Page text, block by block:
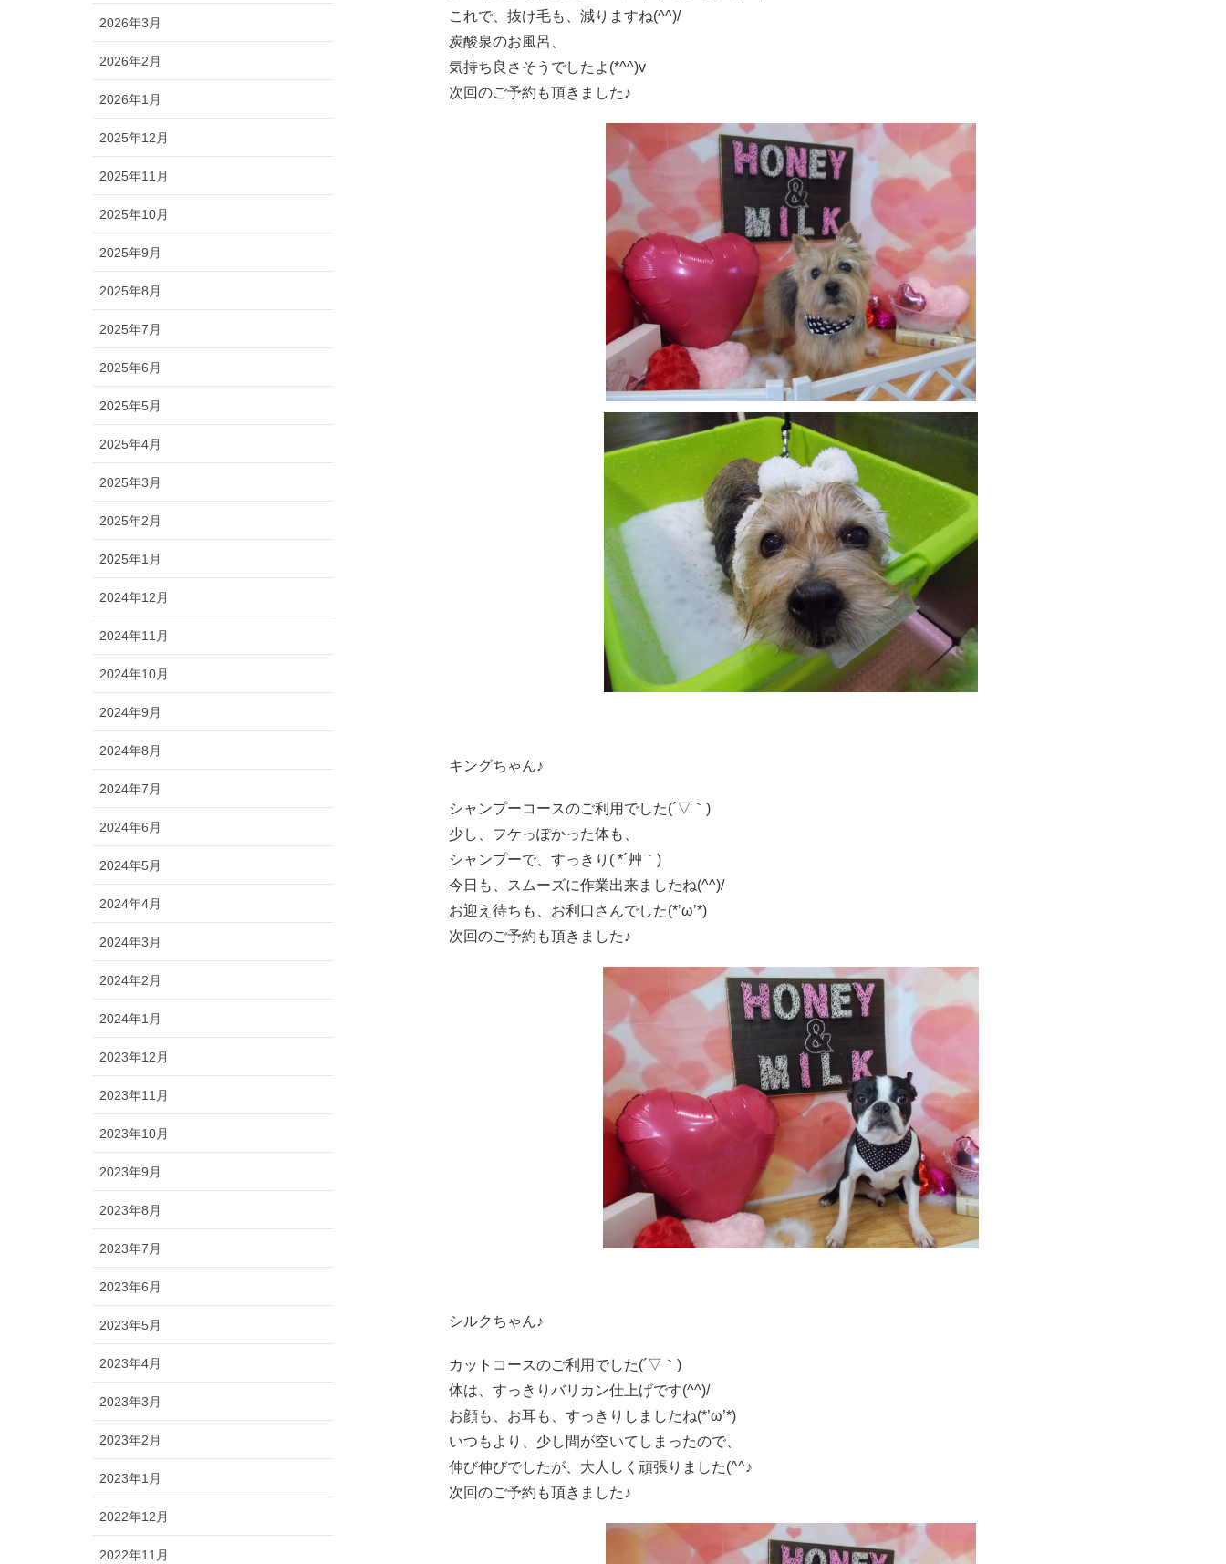
これで、抜け毛も、減りますね(^^)/
炭酸泉のお風呂、
気持ち良さそうでしたよ(*^^)v
次回のご予約も頂きました♪
キングちゃん♪
シャンプーコースのご利用でした(´▽｀)
少し、フケっぽかった体も、
シャンプーで、すっきり( *´艸｀)
今日も、スムーズに作業出来ましたね(^^)/
お迎え待ちも、お利口さんでした(*’ω’*)
次回のご予約も頂きました♪
シルクちゃん♪
カットコースのご利用でした(´▽｀)
体は、すっきりバリカン仕上げです(^^)/
お顔も、お耳も、すっきりしましたね(*’ω’*)
いつもより、少し間が空いてしまったので、
伸び伸びでしたが、大人しく頑張りました(^^♪
次回のご予約も頂きました♪
2026年3月
2026年2月
2026年1月
2025年12月
2025年11月
2025年10月
2025年9月
2025年8月
2025年7月
2025年6月
2025年5月
2025年4月
2025年3月
2025年2月
2025年1月
2024年12月
2024年11月
2024年10月
2024年9月
2024年8月
2024年7月
2024年6月
2024年5月
2024年4月
2024年3月
2024年2月
2024年1月
2023年12月
2023年11月
2023年10月
2023年9月
2023年8月
2023年7月
2023年6月
2023年5月
2023年4月
2023年3月
2023年2月
2023年1月
2022年12月
2022年11月